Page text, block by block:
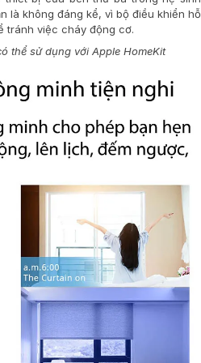
là không đáng kể, vì bộ điều khiển hỗ
tránh việc cháy động cơ.
thể sử dụng với Apple HomeKit